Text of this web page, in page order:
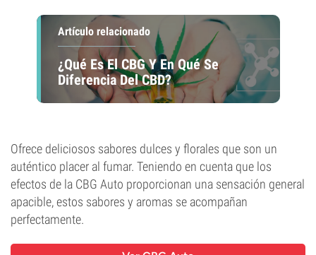
Artículo relacionado
¿Qué Es El CBG Y En Qué Se
Diferencia Del CBD?
Ofrece deliciosos sabores dulces y florales que son un
auténtico placer al fumar. Teniendo en cuenta que los
efectos de la CBG Auto proporcionan una sensación general
apacible, estos sabores y aromas se acompañan
perfectamente.